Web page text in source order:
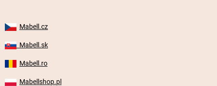
Mabell.cz
Mabell.sk
Mabell.ro
Mabellshop.pl